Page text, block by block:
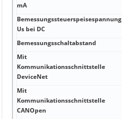
mA
Bemessungssteuerspeisespannung
Us bei DC
Bemessungsschaltabstand
Mit
Kommunikationsschnittstelle
DeviceNet
Mit
Kommunikationsschnittstelle
CANOpen